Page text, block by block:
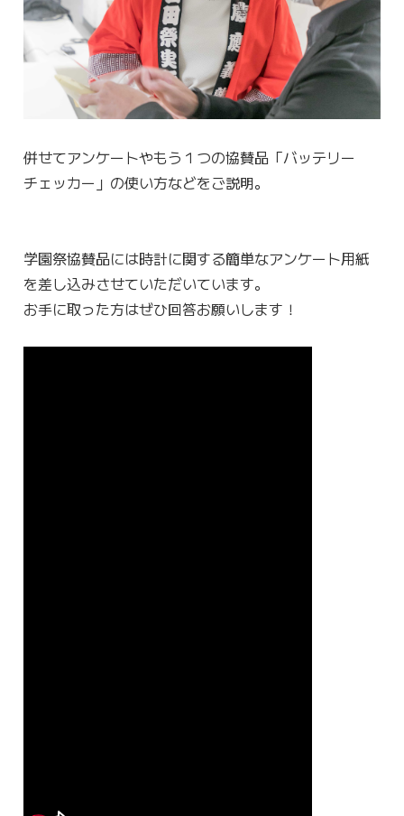
併せてアンケートやもう１つの協賛品「バッテリー
チェッカー」の使い方などをご説明。
学園祭協賛品には時計に関する簡単なアンケート用紙
を差し込みさせていただいています。
お手に取った方はぜひ回答お願いします！